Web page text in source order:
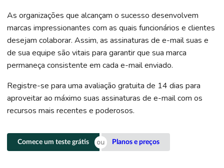
As organizações que alcançam o sucesso desenvolvem
marcas impressionantes com as quais funcionários e clientes
desejam colaborar. Assim, as assinaturas de e-mail suas e
de sua equipe são vitais para garantir que sua marca
permaneça consistente em cada e-mail enviado.
Registre-se para uma avaliação gratuita de 14 dias para
aproveitar ao máximo suas assinaturas de e-mail com os
recursos mais recentes e poderosos.
Comece um teste grátis Planos e preços